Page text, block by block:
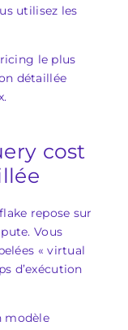
utilisez les
le plus
détaillée
cost
repose sur
Vous
« virtual
d’exécution
modèle